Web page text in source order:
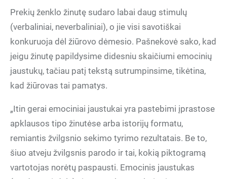
Prekių ženklo žinutę sudaro labai daug stimulų
(verbaliniai, neverbaliniai), o jie visi savotiškai
konkuruoja dėl žiūrovo dėmesio. Pašnekovė sako, kad
jeigu žinutę papildysime didesniu skaičiumi emocinių
jaustukų, tačiau patį tekstą sutrumpinsime, tikėtina,
kad žiūrovas tai pamatys.
„Itin gerai emociniai jaustukai yra pastebimi įprastose
apklausos tipo žinutėse arba istorijų formatu,
remiantis žvilgsnio sekimo tyrimo rezultatais. Be to,
šiuo atveju žvilgsnis parodo ir tai, kokią piktogramą
vartotojas norėtų paspausti. Emocinis jaustukas